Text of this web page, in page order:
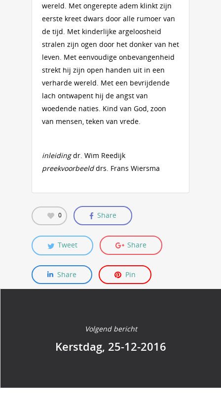
wereld. Met ongerepte adem klinkt zijn
eerste kreet dwars door alle rumoer van
de tijd. Met kinderlijke argeloosheid
stralen zijn ogen door het donker van het
leven. Met eenvoudige onbevangenheid
strekt hij zijn open handen uit in een
verharde wereld. Met een bevrijdende
lach ontwapent hij de angst van
woedende naties. Kind van God, zoon
van mensen, teken van vrede.
inleidingdr. Wim Reedijk
preekvoorbeelddrs. Frans Wiersma
0 Share
Tweet Share
Share Pin
Volgend bericht
Kerstdag, 25-12-2016